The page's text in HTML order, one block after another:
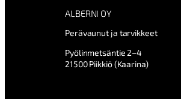
ALBERNI OY
Perävaunut ja tarvikkeet
Pyölinmetsäntie 2–4
21500 Piikkiö (Kaarina)